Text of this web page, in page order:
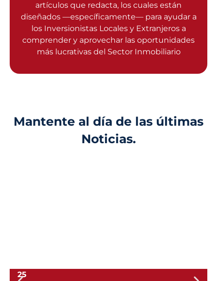
artículos que redacta, los cuales están
diseñados —específicamente— para ayudar a
los Inversionistas Locales y Extranjeros a
comprender y aprovechar las oportunidades
más lucrativas del Sector Inmobiliario
Mantente al día de las últimas
Noticias.
25